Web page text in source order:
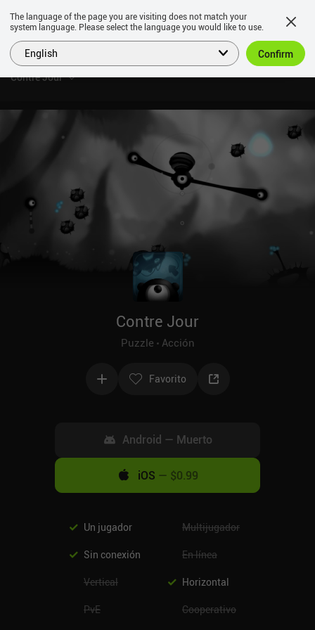
Contre Jour
Contre Jour
Puzzle Acción
Favorito
Android — Muerto
iOS — $0.99
Un jugador Multijugador
Sin conexión En línea
Vertical Horizontal
PvE Cooperativo
The language of the page you are visiting does not match your
system language. Please select the language you would like to use.
English Confirm